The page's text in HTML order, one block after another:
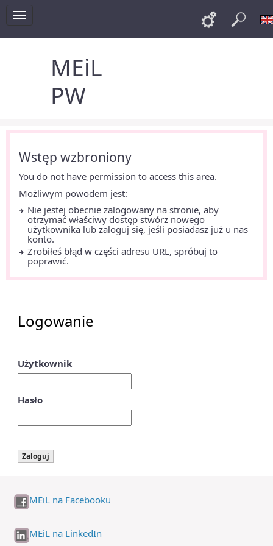
Toggle
navigation
Links
MEiL
PW
Wstęp wzbroniony
You do not have permission to access this area.
Możliwym powodem jest:
Nie jestej obecnie zalogowany na stronie, aby
otrzymać właściwy dostęp stwórz nowego
użytkownika lub zaloguj się, jeśli posiadasz już u nas
konto.
Zrobiłeś błąd w części adresu URL, spróbuj to
poprawić.
Logowanie
Użytkownik
Hasło
MEiL na Facebooku
MEiL na LinkedIn